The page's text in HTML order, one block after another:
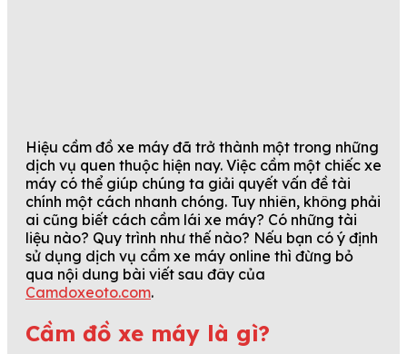
Hiệu cầm đồ xe máy đã trở thành một trong những
dịch vụ quen thuộc hiện nay. Việc cầm một chiếc xe
máy có thể giúp chúng ta giải quyết vấn đề tài
chính một cách nhanh chóng. Tuy nhiên, không phải
ai cũng biết cách cầm lái xe máy? Có những tài
liệu nào? Quy trình như thế nào? Nếu bạn có ý định
sử dụng dịch vụ cầm xe máy online thì đừng bỏ
qua nội dung bài viết sau đây của
Camdoxeoto.com.
Cầm đồ xe máy là gì?